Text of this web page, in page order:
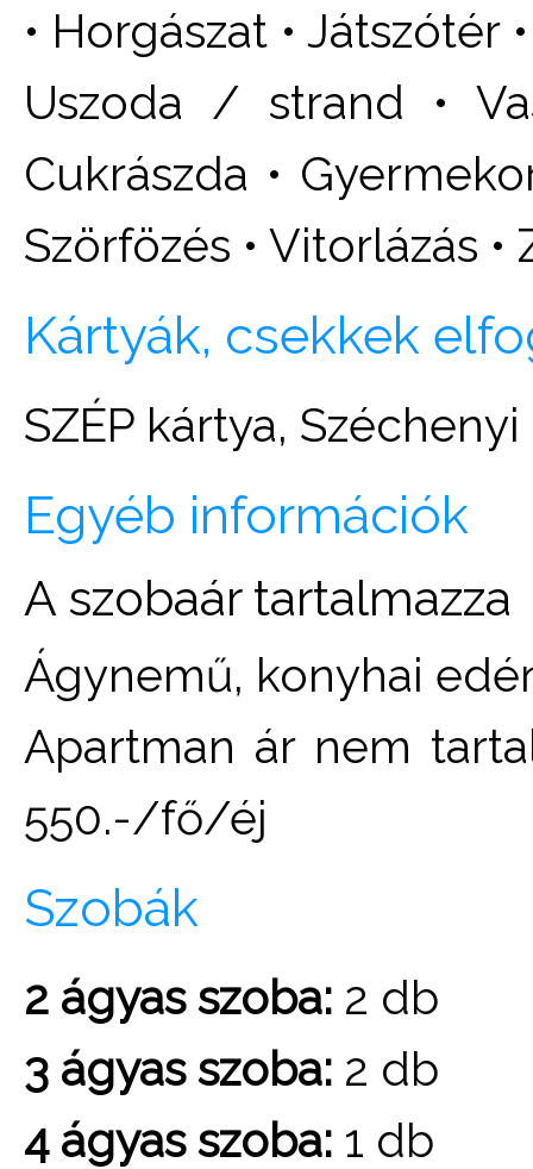
• Horgászat •
Uszoda / strand •
Cukrászda •
Szörfözés • Vitorlázás
Kártyák, csekkek
SZÉP kártya,
Egyéb információk
A szobaár tartalmazza
Ágynemű, konyhai
Apartman ár nem
550.-/fő/éj
Szobák
2 ágyas szoba: 2 db
3 ágyas szoba: 2 db
4 ágyas szoba: 1 db